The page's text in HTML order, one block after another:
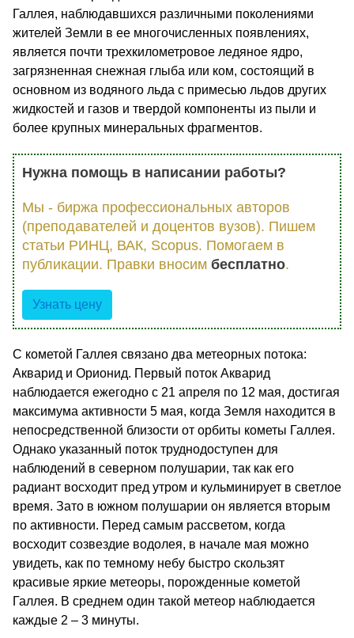
Галлея, наблюдавшихся различными поколениями
жителей Земли в ее многочисленных появлениях,
является почти трехкилометровое ледяное ядро,
загрязненная снежная глыба или ком, состоящий в
основном из водяного льда с примесью льдов других
жидкостей и газов и твердой компоненты из пыли и
более крупных минеральных фрагментов.
Нужна помощь в написании работы?
Мы - биржа профессиональных авторов
(преподавателей и доцентов вузов). Пишем
статьи РИНЦ, ВАК, Scopus. Помогаем в
публикации. Правки вносим бесплатно.
Узнать цену
С кометой Галлея связано два метеорных потока:
Акварид и Орионид. Первый поток Акварид
наблюдается ежегодно с 21 апреля по 12 мая, достигая
максимума активности 5 мая, когда Земля находится в
непосредственной близости от орбиты кометы Галлея.
Однако указанный поток труднодоступен для
наблюдений в северном полушарии, так как его
радиант восходит пред утром и кульминирует в светлое
время. Зато в южном полушарии он является вторым
по активности. Перед самым рассветом, когда
восходит созвездие водолея, в начале мая можно
увидеть, как по темному небу быстро скользят
красивые яркие метеоры, порожденные кометой
Галлея. В среднем один такой метеор наблюдается
каждые 2 – 3 минуты.